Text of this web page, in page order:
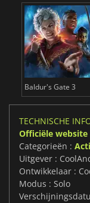
Baldur's Gate 3
TECHNISCHE
Officiële website
Categorieën :
Uitgever :
Ontwikkelaar :
Modus : Solo